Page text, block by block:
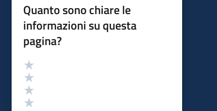
Quanto sono chiare le
informazioni su questa
pagina?
Valutazione